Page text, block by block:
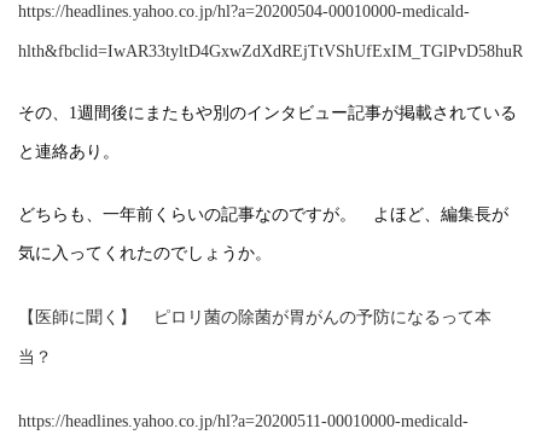
https://headlines.yahoo.co.jp/hl?a=20200504-00010000-medicald-
その、1週間後にまたもや別のインタビュー記事が掲載されている
と連絡あり。
どちらも、一年前くらいの記事なのですが。 よほど、編集長が
気に入ってくれたのでしょうか。
【医師に聞く】 ピロリ菌の除菌が胃がんの予防になるって本
当？
https://headlines.yahoo.co.jp/hl?a=20200511-00010000-medicald-